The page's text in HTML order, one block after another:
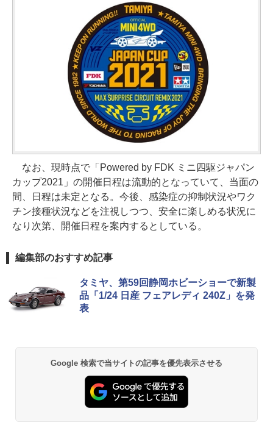
なお、現時点で「Powered by FDK ミニ四駆ジャパン
カップ2021」の開催日程は流動的となっていて、当面の
間、日程は未定となる。今後、感染症の抑制状況やワク
チン接種状況などを注視しつつ、安全に楽しめる状況に
なり次第、開催日程を案内するとしている。
編集部のおすすめ記事
タミヤ、第59回静岡ホビーショーで新製
品「1/24 日産 フェアレディ 240Z」を発
表
Google 検索で当サイトの記事を優先表示させる